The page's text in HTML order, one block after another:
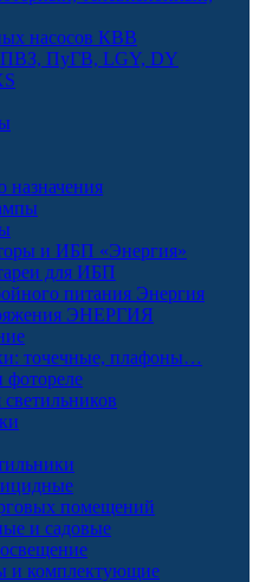
насосов КВВ
ПуГВ, LGY, DY
назначения
и ИБП «Энергия»
для ИБП
питания Энергия
ЭНЕРГИЯ
точечные, плафоны…
фотореле
помещений
и садовые
и комплектующие